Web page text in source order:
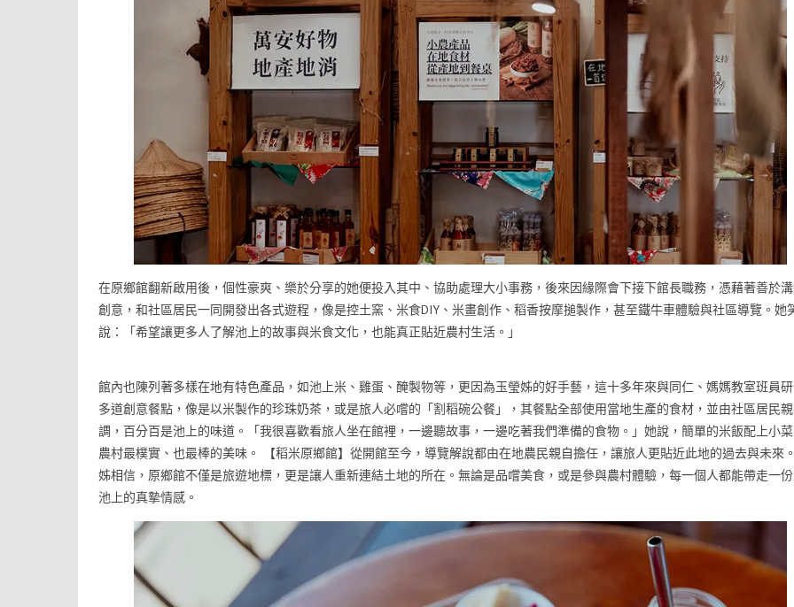
在原鄉館翻新啟用後，個性豪爽、樂於分享的她便投入其中、協助處理大小事務，後來因緣際會下接下館長職務，憑藉著善於
創意，和社區居民一同開發出各式遊程，像是控土窯、米食DIY、米畫創作、稻香按摩搥製作，甚至鐵牛車體驗與社區導覽。她
說：「希望讓更多人了解池上的故事與米食文化，也能真正貼近農村生活。」
館內也陳列著多樣在地有特色產品，如池上米、雞蛋、醃製物等，更因為玉瑩姊的好手藝，這十多年來與同仁、媽媽教室班員
多道創意餐點，像是以米製作的珍珠奶茶，或是旅人必嚐的「割稻碗公餐」，其餐點全部使用當地生產的食材，並由社區居民
調，百分百是池上的味道。「我很喜歡看旅人坐在館裡，一邊聽故事，一邊吃著我們準備的食物。」她說，簡單的米飯配上小
農村最樸實、也最棒的美味。 【稻米原鄉館】從開館至今，導覽解說都由在地農民親自擔任，讓旅人更貼近此地的過去與未來
姊相信，原鄉館不僅是旅遊地標，更是讓人重新連結土地的所在。無論是品嚐美食，或是參與農村體驗，每一個人都能帶走一
池上的真摯情感。